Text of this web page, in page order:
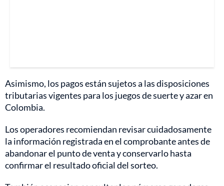
Asimismo, los pagos están sujetos a las disposiciones
tributarias vigentes para los juegos de suerte y azar en
Colombia.
Los operadores recomiendan revisar cuidadosamente
la información registrada en el comprobante antes de
abandonar el punto de venta y conservarlo hasta
confirmar el resultado oficial del sorteo.